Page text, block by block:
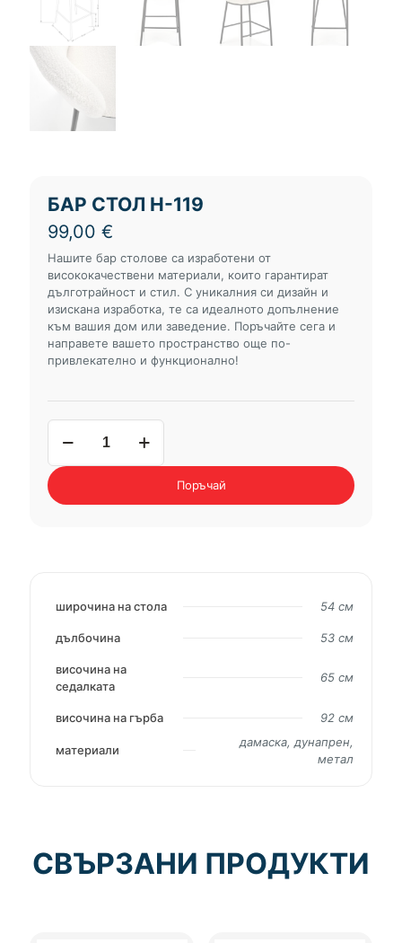
БАР СТОЛ Н-119
99,00 €
Нашите бар столове са изработени от
висококачествени материали, които гарантират
дълготрайност и стил. С уникалния си дизайн и
изискана изработка, те са идеалното допълнение
към вашия дом или заведение. Поръчайте сега и
направете вашето пространство още по-
привлекателно и функционално!
стол
Н-119
Поръчай
широчина на стола 54 см
дълбочина 53 см
височина на
седалката
65 см
височина на гърба 92 см
материали
дамаска, дунапрен,
метал
СВЪРЗАНИ ПРОДУКТИ